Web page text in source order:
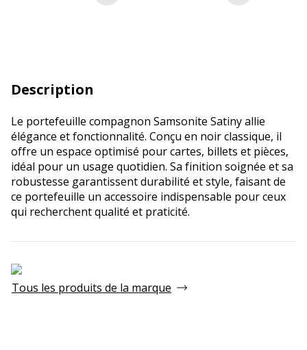
Description
Le portefeuille compagnon Samsonite Satiny allie
élégance et fonctionnalité. Conçu en noir classique, il
offre un espace optimisé pour cartes, billets et pièces,
idéal pour un usage quotidien. Sa finition soignée et sa
robustesse garantissent durabilité et style, faisant de
ce portefeuille un accessoire indispensable pour ceux
qui recherchent qualité et praticité.
Tous les produits de la marque